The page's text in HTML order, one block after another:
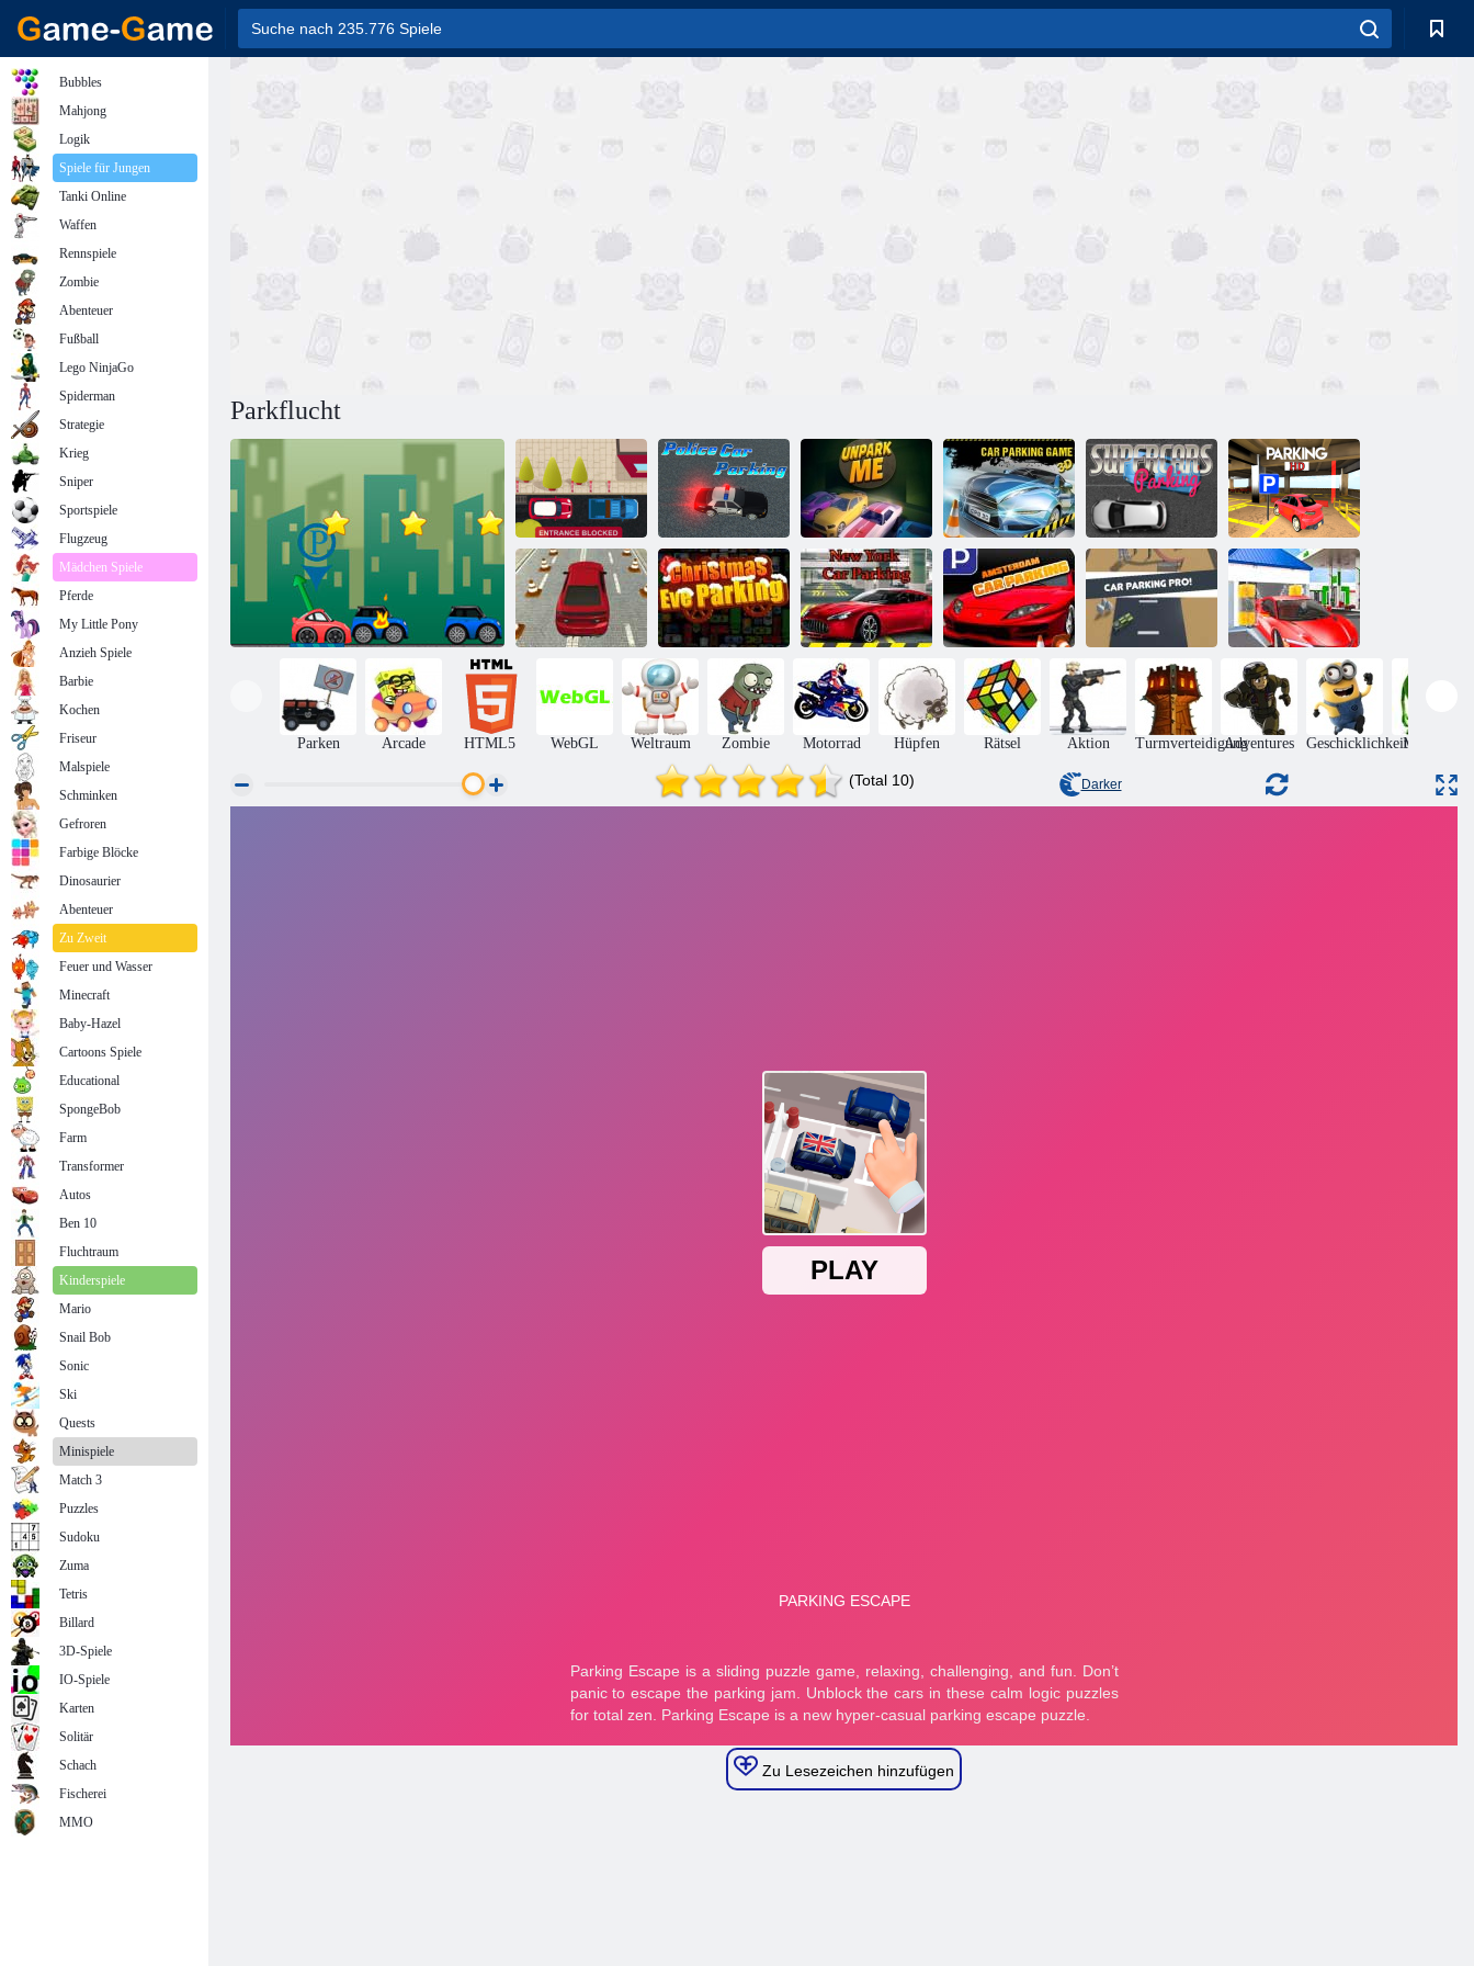
Parkflucht
Parken viel 3 Polizei Parkplatz Entsperre mich
Auto-
Parkausrüstung
Supercars
Parken
Sportwagen-
Parkplatz
Heiligabend
Parken
New Yorker
Parkplatz in
Amsterdam
Parkplatz Pro
Tankstelle:
Parkplatz
Parken Arcade HTML5 WebGL Weltraum Zombie Motorrad Hüpfen Rätsel Aktion TurmverteidigungAdventures GeschicklichkeitMonsters
(Total 10) Darker
Zu Lesezeichen hinzufügen
Bubbles
Mahjong
Logik
Spiele für Jungen
Tanki Online
Waffen
Rennspiele
Zombie
Abenteuer
Fußball
Lego NinjaGo
Spiderman
Strategie
Krieg
Sniper
Sportspiele
Flugzeug
Mädchen Spiele
Pferde
My Little Pony
Anzieh Spiele
Barbie
Kochen
Friseur
Malspiele
Schminken
Gefroren
Farbige Blöcke
Dinosaurier
Abenteuer
Zu Zweit
Feuer und Wasser
Minecraft
Baby-Hazel
Cartoons Spiele
Educational
SpongeBob
Farm
Transformer
Autos
Ben 10
Fluchtraum
Kinderspiele
Mario
Snail Bob
Sonic
Ski
Quests
Minispiele
Match 3
Puzzles
Sudoku
Zuma
Tetris
Billard
3D-Spiele
IO-Spiele
Karten
Solitär
Schach
Fischerei
MMO